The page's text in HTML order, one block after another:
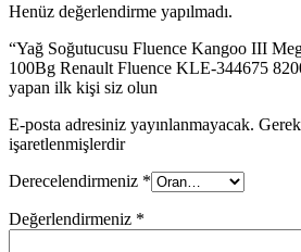
Henüz değerlendirme yapılmadı.
“Yağ Soğutucusu Fluence Kangoo III
100Bg Renault Fluence KLE-344675
yapan ilk kişi siz olun
E-posta adresiniz yayınlanmayacak.
işaretlenmişlerdir
Derecelendirmeniz *
Değerlendirmeniz *